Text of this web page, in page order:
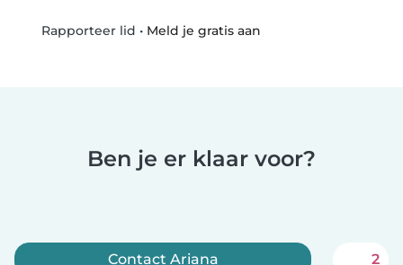
Rapporteer lid • Meld je gratis aan
Ben je er klaar voor?
Contact Ariana 2